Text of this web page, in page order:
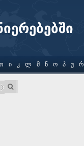
Ი Კ Ლ Მ Ნ Ო Პ Ჟ Რ